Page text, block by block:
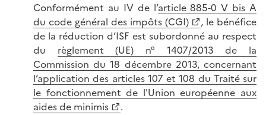
Conformément au IV de l’article 885-0 V bis A
du code général des impôts (CGI)
, le bénéfice
de la réduction d’ISF est subordonné au respect
du règlement (UE) n° 1407/2013 de la
Commission du 18 décembre 2013, concernant
l’application des articles 107 et 108 du Traité sur
le fonctionnement de l'Union européenne aux
aides de minimis
.